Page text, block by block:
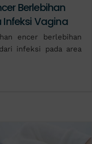
Berlebihan
Infeksi Vagina
encer berlebihan
infeksi pada area